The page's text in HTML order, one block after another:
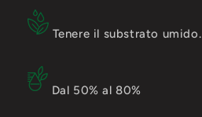
Tenere il substrato umido.
Dal 50% al 80%